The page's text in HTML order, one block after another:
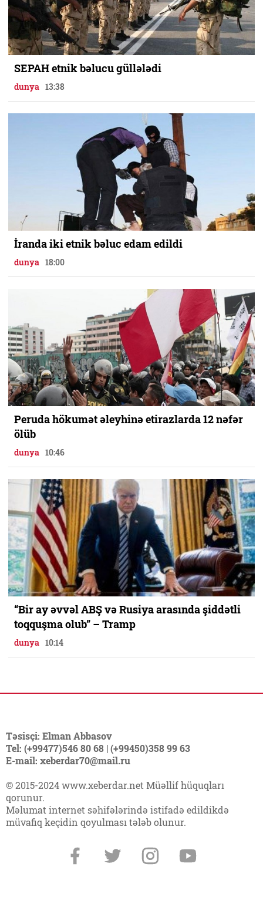
SEPAH etnik bəlucu güllələdi
dunya 13:38
İranda iki etnik bəluc edam edildi
dunya 18:00
Peruda hökumət əleyhinə etirazlarda 12 nəfər
ölüb
dunya 10:46
“Bir ay əvvəl ABŞ və Rusiya arasında şiddətli
toqquşma olub” – Tramp
dunya 10:14
Təsisçi: Elman Abbasov
Tel: (+99477)546 80 68 | (+99450)358 99 63
E-mail: xeberdar70@mail.ru
© 2015-2024 www.xeberdar.net Müəllif hüquqları
qorunur.
Məlumat internet səhifələrində istifadə edildikdə
müvafiq keçidin qoyulması tələb olunur.